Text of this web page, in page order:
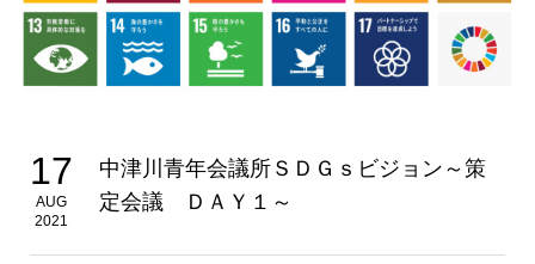
17
AUG
2021
中津川青年会議所ＳＤＧｓビジョン～策
定会議 ＤＡＹ１～